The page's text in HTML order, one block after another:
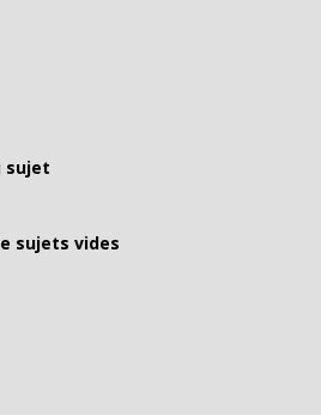
sujet
sujets vides